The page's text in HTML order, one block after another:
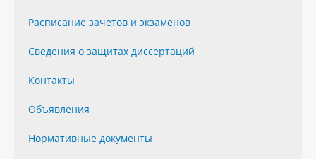
Расписание зачетов и экзаменов
Сведения о защитах диссертаций
Контакты
Объявления
Нормативные документы